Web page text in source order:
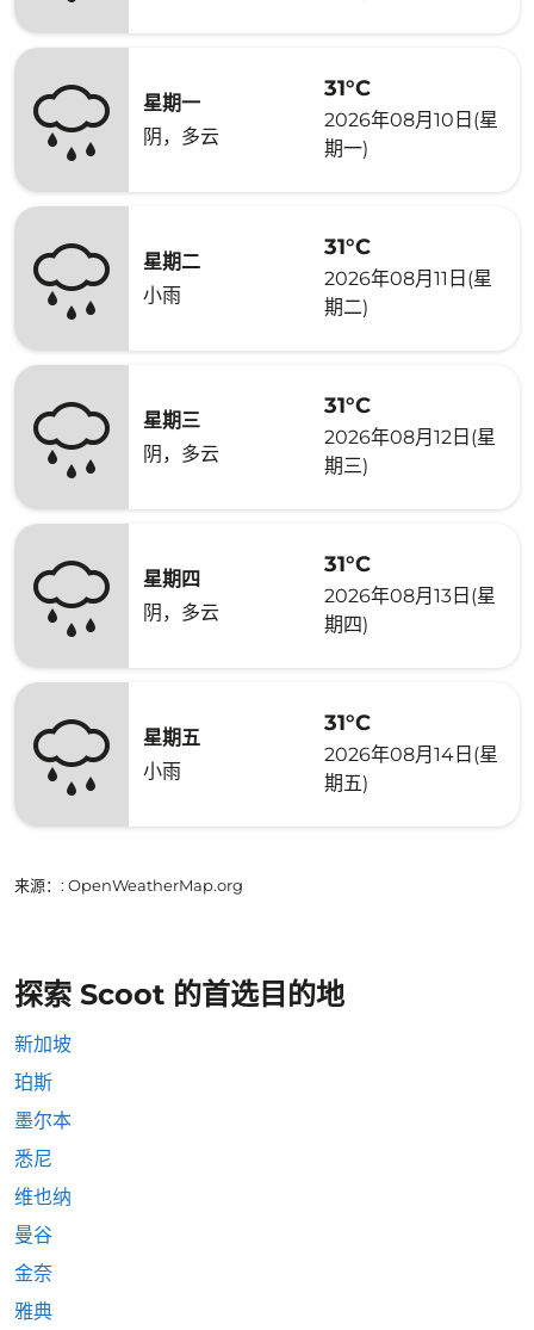
星期一
阴，多云
31°C
2026年08月10日(星
期一)
星期二
小雨
31°C
2026年08月11日(星
期二)
星期三
阴，多云
31°C
2026年08月12日(星
期三)
星期四
阴，多云
31°C
2026年08月13日(星
期四)
星期五
小雨
31°C
2026年08月14日(星
期五)
来源： : OpenWeatherMap.org
探索 Scoot 的首选目的地
新加坡
珀斯
墨尔本
悉尼
维也纳
曼谷
金奈
雅典